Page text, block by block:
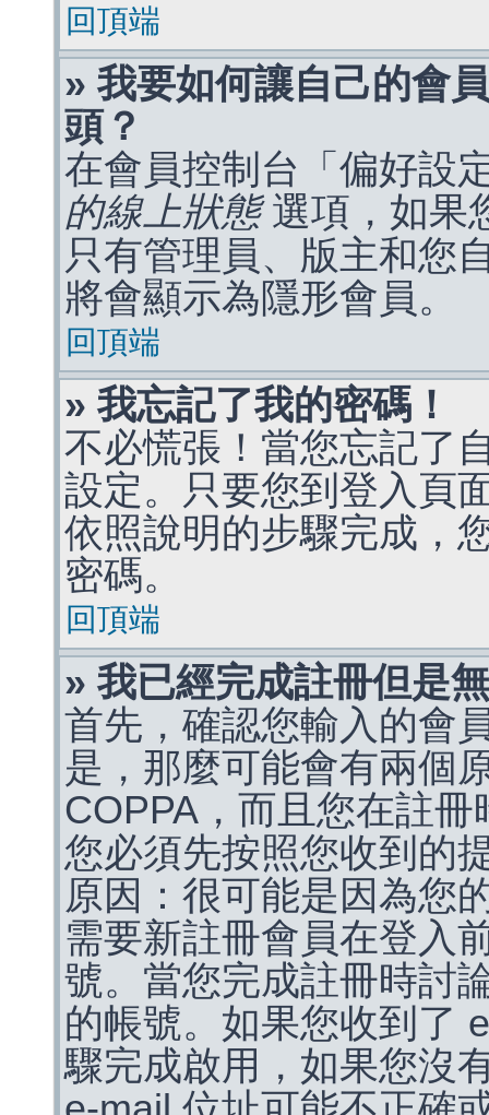
回頂端
» 我要如何讓自己的會
頭？
在會員控制台「偏好設
的線上狀態選項，如果
只有管理員、版主和您
將會顯示為隱形會員。
回頂端
» 我忘記了我的密碼！
不必慌張！當您忘記了
設定。只要您到登入頁
依照說明的步驟完成，
密碼。
回頂端
» 我已經完成註冊但是
首先，確認您輸入的會
是，那麼可能會有兩個
COPPA，而且您在註
您必須先按照您收到的
原因：很可能是因為您
需要新註冊會員在登入
號。當您完成註冊時討
的帳號。如果您收到了
驟完成啟用，如果您沒